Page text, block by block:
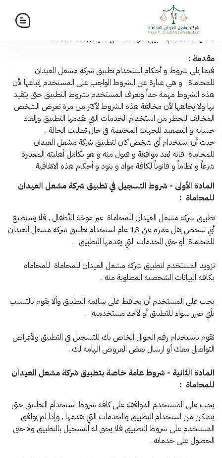
greenberggrossllp.com
اتفاقية استخدام تطبيق شركة مشعل العيدان للمحاماة :
مقدمة :
فيما يلي شروط و أحكام استخدام تطبيق شركة مشعل العيدان
للمحاماة و هي عبارة عن الشروط الواجب على المستخدم إتباعها لأن
هذه الشروط مهمة جداً وتعرف المستخدم بشروط التطبيق حتى يتقيد
بها ولا يخالفها لأن مخالفة هذه الشروط لأكثر من مرة تعرض الشخص
المخالف للحظر من استخدام الخدمات التي تقدمها التطبيق وإلغاء
حسابه و التصعيد للجهات المختصة في حال تطلبت الحالة .
حيث أن استخدام أي شخص كان لتطبيق شركة مشعل العيدان
للمحاماة فانه يُعد موافقة و قبول منه و هو بكامل أهليته المعتبرة
شرعاً و نظاماً و قانوناً لكافة مواد و بنود و أحكام هذه الاتفاقية .
المادة الأولى - شروط التسجيل في تطبيق شركة مشعل العيدان
للمحاماة :
تطبيق شركة مشعل العيدان للمحاماة غير موجّه للأطفال , فلا يستطيع
أي شخص يقل عمره عن 13 عام استخدام تطبيق شركة مشعل العيدان
للمحاماة أو حتى الخدمات التي يقدمها التطبيق .
تزويد المستخدم لتطبيق شركة مشعل العيدان للمحاماة للمحاماة
بكافة البيانات الشخصية المطلوبة منه .
يجب على المستخدم أن يحافظ على سلامة التطبيق وألا يقوم بالتسبب
بأي ضرر سواء للتطبيق أو لأحد مستخدميه .
نقوم باستخدام رقم الجوال الخاص بك للتسجيل في التطبيق ولأغراض
التواصل معك أو ارسال بعض العروض الهامة لك .
المادة الثانية - شروط عامة خاصة بتطبيق شركة مشعل العيدان
للمحاماة :
يجب على المستخدم الموافقة على كافة شروط استخدام التطبيق حتى
يتمكن من استخدام التطبيق والخدمات التي تقدمها , وإذا لم يوافق
المستخدم على شروط التطبيق فلا يحق له التسجيل بالتطبيق ولا حتى
الحصول على خدماته .